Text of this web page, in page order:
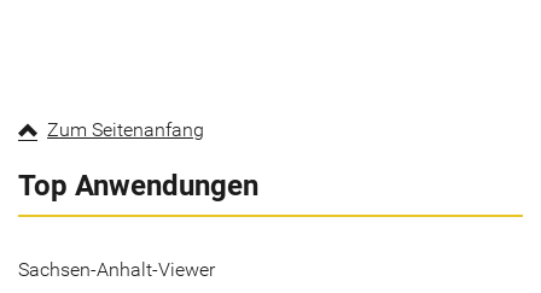
Zum Seitenanfang
Top Anwendungen
Sachsen-Anhalt-Viewer